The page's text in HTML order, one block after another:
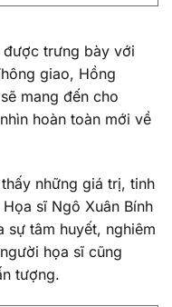
trưng bày với
giao, Hồng
mang đến cho
hoàn toàn mới về
những giá trị, tinh
sĩ Ngô Xuân Bính
sự tâm huyết, nghiêm
họa sĩ cũng
tượng.